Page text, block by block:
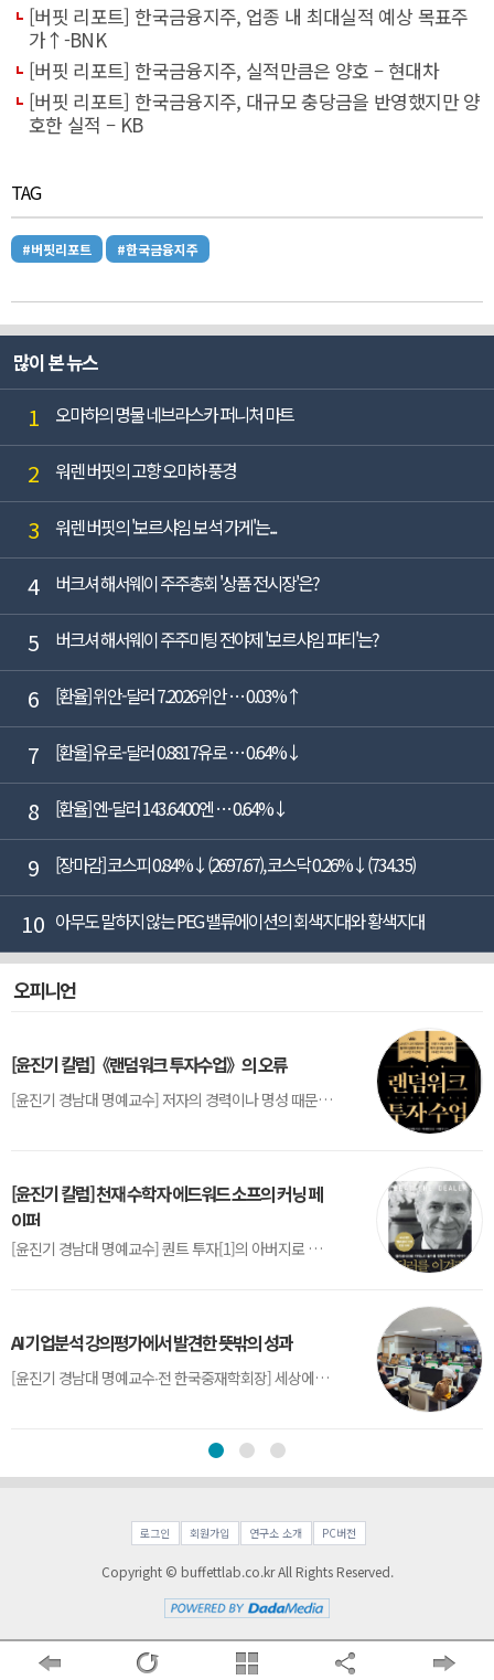
[버핏 리포트] 한국금융지주, 업종 내 최대실적 예상 목표주
가↑-BNK
[버핏 리포트] 한국금융지주, 실적만큼은 양호 – 현대차
[버핏 리포트] 한국금융지주, 대규모 충당금을 반영했지만 양
호한 실적 – KB
TAG
#버핏리포트 #한국금융지주
많이 본 뉴스
1 오마하의 명물 네브라스카 퍼니처 마트
2 워렌 버핏의 고향 오마하 풍경
3 워렌 버핏의 '보르샤임 보석 가게'는...
4 버크셔 해서웨이 주주총회 '상품 전시장'은?
5 버크셔 해서웨이 주주미팅 전야제 '보르샤임 파티'는?
6 [환율] 위안-달러 7.2026위안 … 0.03%↑
7 [환율] 유로-달러 0.8817유로 … 0.64%↓
8 [환율] 엔-달러 143.6400엔 … 0.64%↓
9 [장마감] 코스피 0.84%↓(2697.67), 코스닥 0.26%↓(734.35)
10 아무도 말하지 않는 PEG 밸류에이션의 회색지대와 황색지대
오피니언
[윤진기 칼럼]《랜덤워크 투자수업》의 오류
[윤진기 경남대 명예교수] 저자의 경력이나 명성 때문인지 2020년에 번역 출판된 《랜덤워크 투자수업》(A Random Walk Down Wall Street) 12판은 표지부터가 거창하다. ‘45년간 12번 개정하며 철저히 검증한 투자서’, ‘전문가 부럽지 않은 투자 감각을 길러주는 위대한 투자지침서’ 라는 은빛 광고문구로 독자를 유혹한다.[1] 출판 50주...
[윤진기 칼럼] 천재 수학자 에드워드 소프의 커닝 페
이퍼
[윤진기 경남대 명예교수] 퀀트 투자[1]의 아버지로 불리는 에드워드 소프(Edward O. Thorp)는 수학계에서 천재로 알려진 인물이다. 그는 수학자이지만, 투자 업계에도 여러 가지 흥미로운 일화를 남겼다.수학을 이용하여 카지노를 이길 수 있는지가 궁금했던 그는 동료 교수가 소개해 준 블랙잭(Blackjack) 전략의 핵심을 손바닥 크기의 종이에 요...
AI 기업분석 강의평가에서 발견한 뜻밖의 성과
[윤진기 경남대 명예교수∙전 한국중재학회장] 세상에는 우연처럼 보이지만 인류의 진보를 이끌어낸 사건들이 있다. 영국의 알렉산더 플레밍(Alexander Fleming)이 곰팡이 핀 페트리 접시(Petri dish)를 버리지 않고[1] 관찰해 페니실린을 발견한 것은 그 대표적 사례다. 무심히 지나쳤다면 결코 없었을 혁신이었다.지난 7월 5일, 필자가 개발한 기업...
로그인 회원가입 연구소 소개 PC버전
Copyright © buffettlab.co.kr All Rights Reserved.